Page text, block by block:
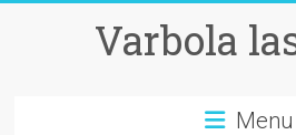
Varbola
Menu